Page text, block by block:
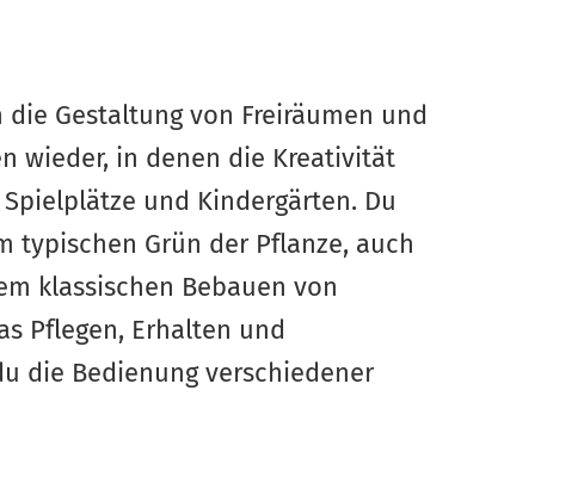
Gestaltung von Freiräumen und
wieder, in denen die Kreativität
und Kindergärten. Du
typischen Grün der Pflanze, auch
klassischen Bebauen von
Pflegen, Erhalten und
die Bedienung verschiedener